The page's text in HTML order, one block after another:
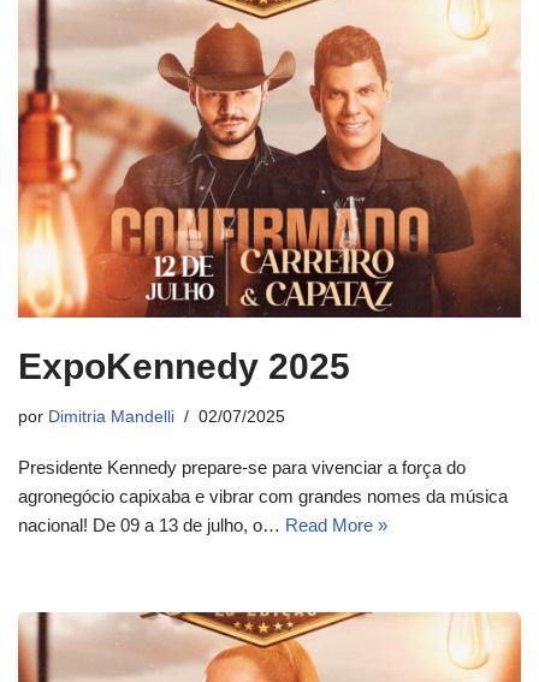
ExpoKennedy 2025
por Dimitria Mandelli 02/07/2025
Presidente Kennedy prepare-se para vivenciar a força do
agronegócio capixaba e vibrar com grandes nomes da música
nacional! De 09 a 13 de julho, o… Read More »